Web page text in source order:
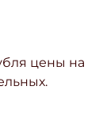
цены на